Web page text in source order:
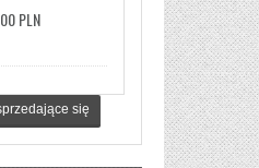
WIN
PLN
się